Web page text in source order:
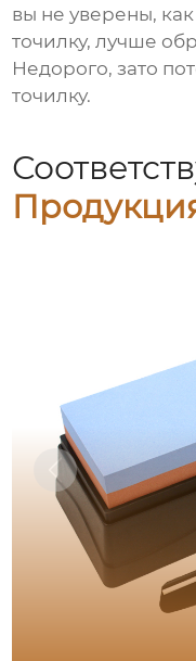
вы не уверены,
точилку, лучше
Недорого, зато
точилку.